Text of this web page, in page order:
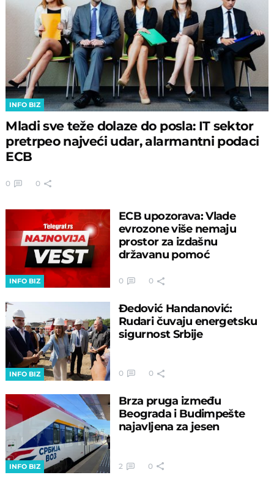
INFO BIZ
Mladi sve teže dolaze do posla: IT sektor
pretrpeo najveći udar, alarmantni podaci
ECB
0 0
INFO BIZ
ECB upozorava: Vlade
evrozone više nemaju
prostor za izdašnu
državanu pomoć
0 0
INFO BIZ
Đedović Handanović:
Rudari čuvaju energetsku
sigurnost Srbije
0 0
INFO BIZ
Brza pruga između
Beograda i Budimpešte
najavljena za jesen
2 0